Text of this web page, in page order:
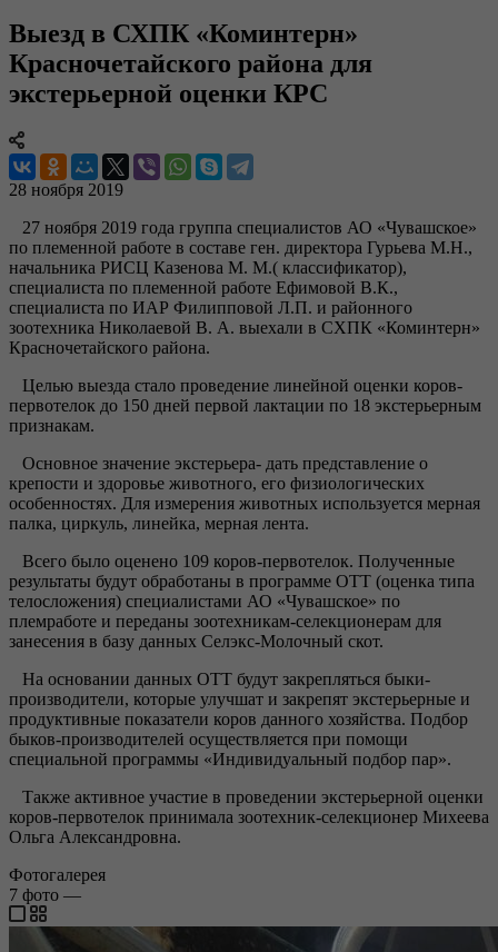
Выезд в СХПК «Коминтерн»
Красночетайского района для
экстерьерной оценки КРС
28 ноября 2019
27 ноября 2019 года группа специалистов АО «Чувашское»
по племенной работе в составе ген. директора Гурьева М.Н.,
начальника РИСЦ Казенова М. М.( классификатор),
специалиста по племенной работе Ефимовой В.К.,
специалиста по ИАР Филипповой Л.П. и районного
зоотехника Николаевой В. А. выехали в СХПК «Коминтерн»
Красночетайского района.
Целью выезда стало проведение линейной оценки коров-
первотелок до 150 дней первой лактации по 18 экстерьерным
признакам.
Основное значение экстерьера- дать представление о
крепости и здоровье животного, его физиологических
особенностях. Для измерения животных используется мерная
палка, циркуль, линейка, мерная лента.
Всего было оценено 109 коров-первотелок. Полученные
результаты будут обработаны в программе ОТТ (оценка типа
телосложения) специалистами АО «Чувашское» по
племработе и переданы зоотехникам-селекционерам для
занесения в базу данных Селэкс-Молочный скот.
На основании данных ОТТ будут закрепляться быки-
производители, которые улучшат и закрепят экстерьерные и
продуктивные показатели коров данного хозяйства. Подбор
быков-производителей осуществляется при помощи
специальной программы «Индивидуальный подбор пар».
Также активное участие в проведении экстерьерной оценки
коров-первотелок принимала зоотехник-селекционер Михеева
Ольга Александровна.
Фотогалерея
7 фото —